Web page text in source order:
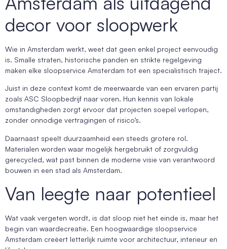
decor voor sloopwerk
Wie in Amsterdam werkt, weet dat geen enkel project eenvoudig
is. Smalle straten, historische panden en strikte regelgeving
maken elke sloopservice Amsterdam tot een specialistisch traject.
Juist in deze context komt de meerwaarde van een ervaren partij
zoals ASC Sloopbedrijf naar voren. Hun kennis van lokale
omstandigheden zorgt ervoor dat projecten soepel verlopen,
zonder onnodige vertragingen of risico’s.
Daarnaast speelt duurzaamheid een steeds grotere rol.
Materialen worden waar mogelijk hergebruikt of zorgvuldig
gerecycled, wat past binnen de moderne visie van verantwoord
bouwen in een stad als Amsterdam.
Van leegte naar potentieel
Wat vaak vergeten wordt, is dat sloop niet het einde is, maar het
begin van waardecreatie. Een hoogwaardige sloopservice
Amsterdam creëert letterlijk ruimte voor architectuur, interieur en